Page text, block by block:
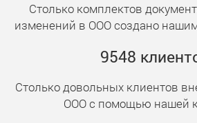
Столько комплектов
изменений в ООО создано
9548 клиент
Столько довольных клиентов
ООО с помощью нашей